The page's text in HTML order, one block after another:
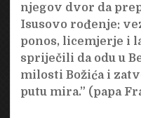
njegov dvor da
Isusovo rođenje:
ponos, licemjerje i
spriječili da odu u
milosti Božića i
putu mira.” (papa